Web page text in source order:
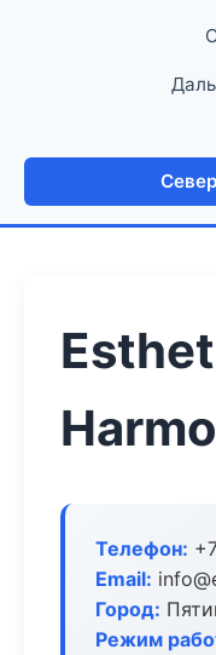
Телефон:
Email:
Город:
Режим